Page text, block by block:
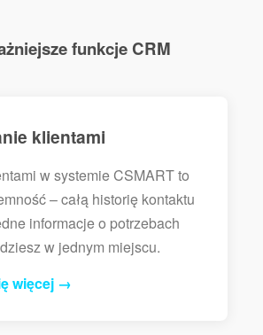
funkcje CRM
klientami
w systemie CSMART to
– całą historię kontaktu
informacje o potrzebach
w jednym miejscu.
więcej →